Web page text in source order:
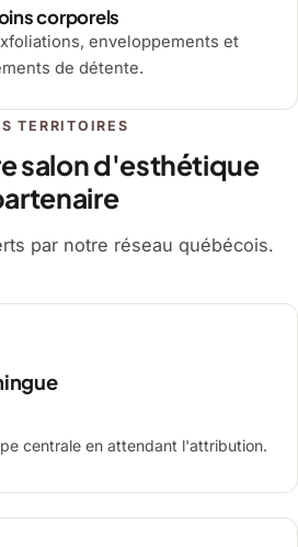
corporels
enveloppements et
de détente.
TERRITOIRES
salon d'esthétique
par notre réseau québécois.
centrale en attendant l'attribution.